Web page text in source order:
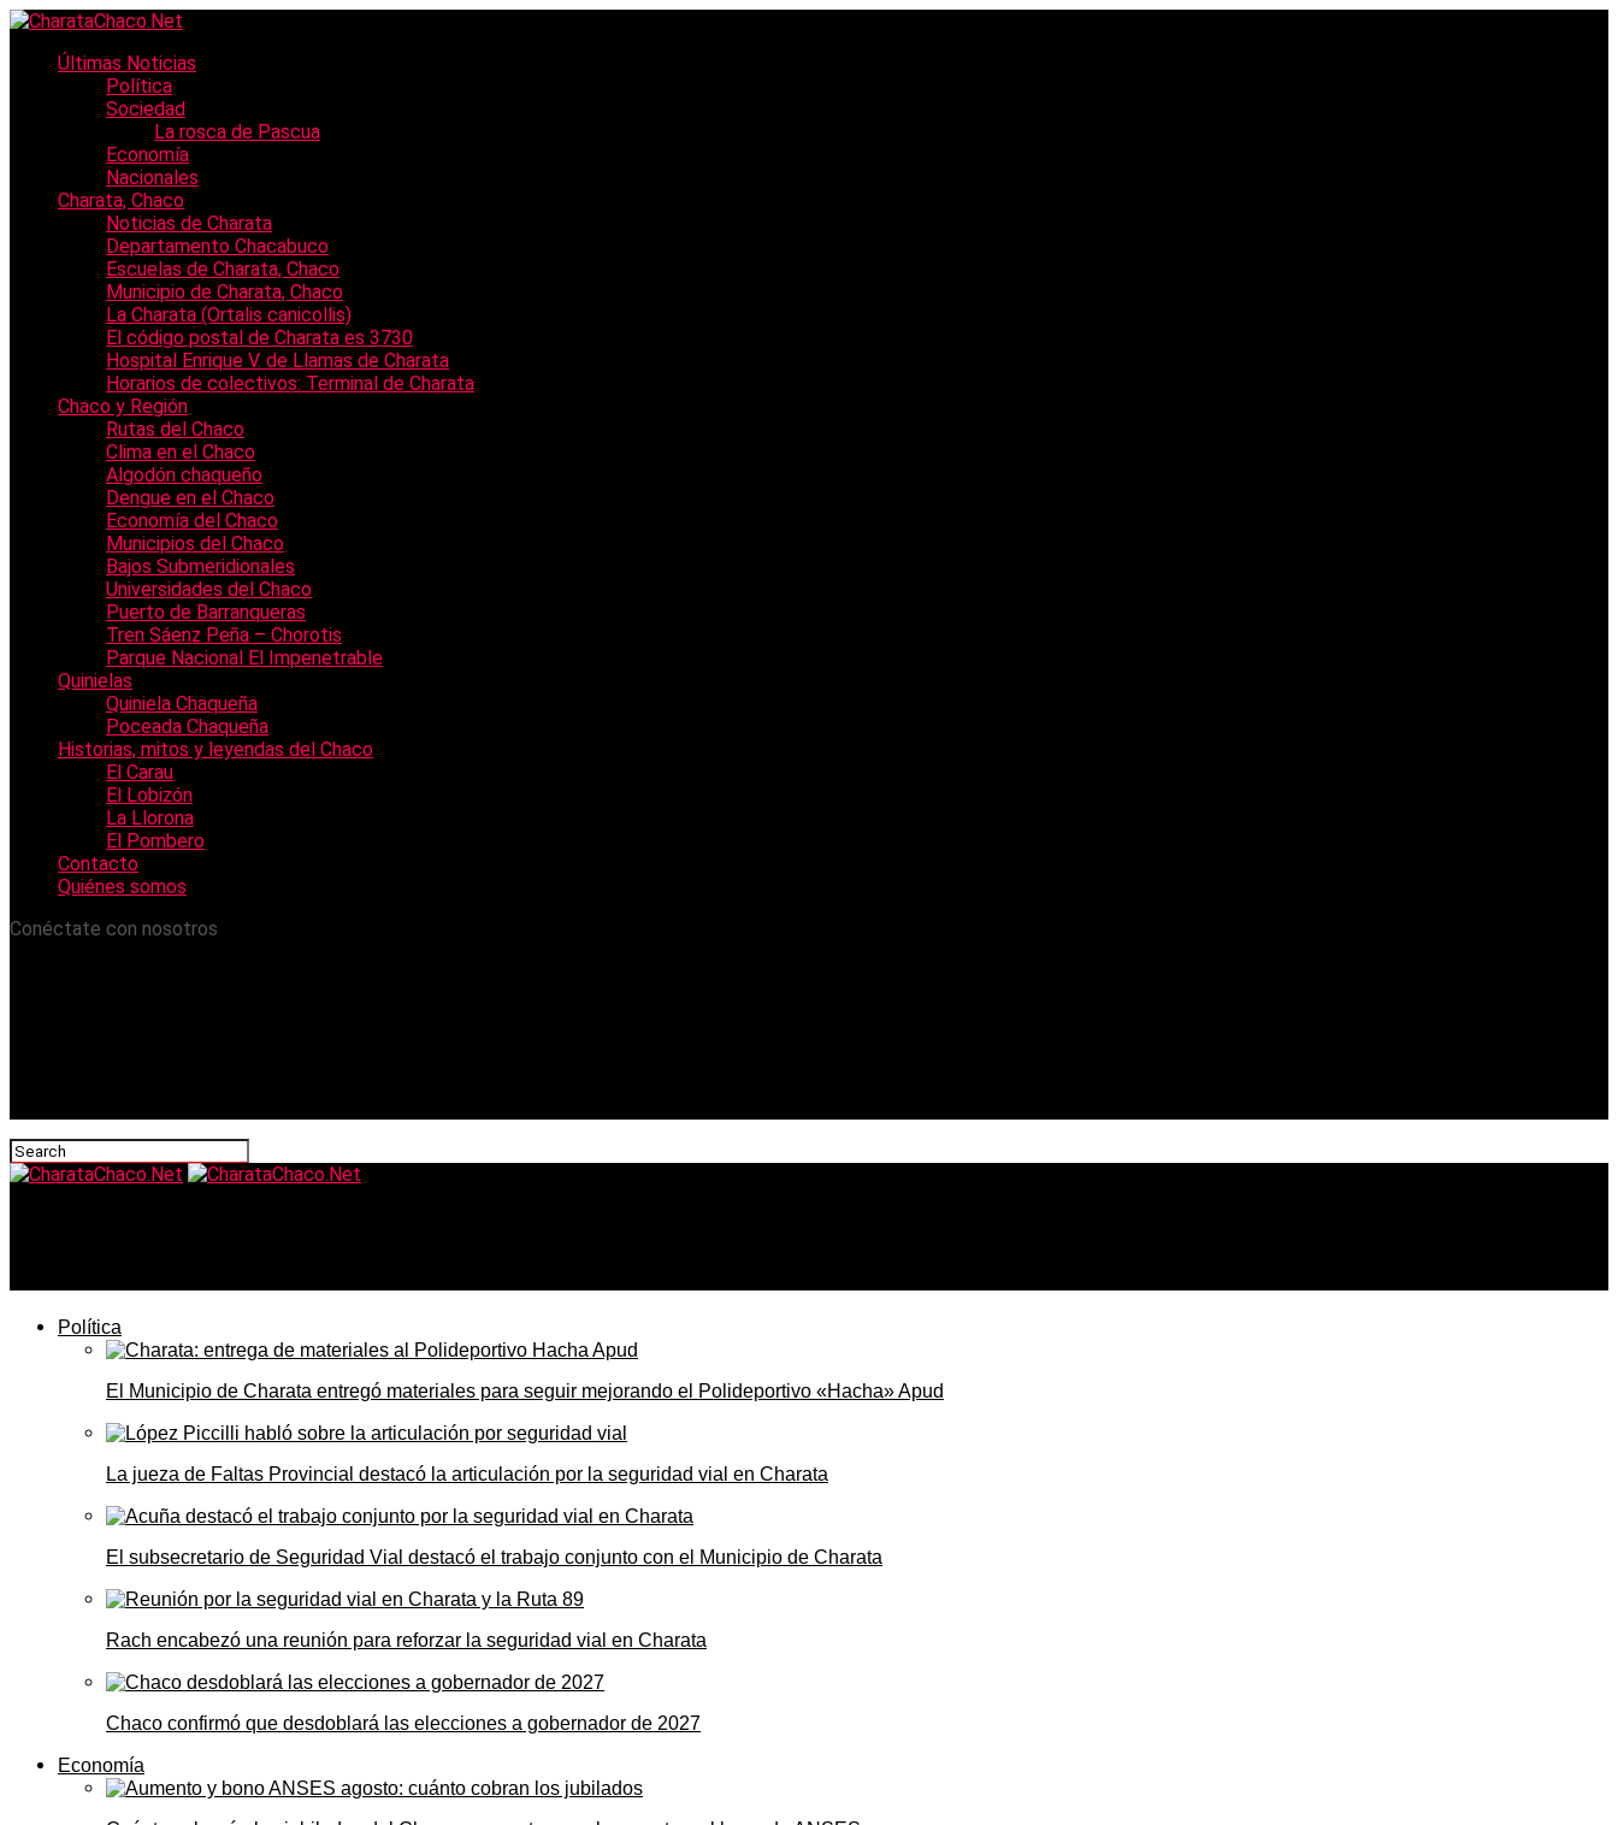
Últimas Noticias
Política
Sociedad
La rosca de Pascua
Economía
Nacionales
Charata, Chaco
Noticias de Charata
Departamento Chacabuco
Escuelas de Charata, Chaco
Municipio de Charata, Chaco
La Charata (Ortalis canicollis)
El código postal de Charata es 3730
Hospital Enrique V. de Llamas de Charata
Horarios de colectivos: Terminal de Charata
Chaco y Región
Rutas del Chaco
Clima en el Chaco
Algodón chaqueño
Dengue en el Chaco
Economía del Chaco
Municipios del Chaco
Bajos Submeridionales
Universidades del Chaco
Puerto de Barranqueras
Tren Sáenz Peña – Chorotis
Parque Nacional El Impenetrable
Quinielas
Quiniela Chaqueña
Poceada Chaqueña
Historias, mitos y leyendas del Chaco
El Carau
El Lobizón
La Llorona
El Pombero
Contacto
Quiénes somos
Conéctate con nosotros
Política
El Municipio de Charata entregó materiales para seguir mejorando el Polideportivo «Hacha» Apud
La jueza de Faltas Provincial destacó la articulación por la seguridad vial en Charata
El subsecretario de Seguridad Vial destacó el trabajo conjunto con el Municipio de Charata
Rach encabezó una reunión para reforzar la seguridad vial en Charata
Chaco confirmó que desdoblará las elecciones a gobernador de 2027
Economía